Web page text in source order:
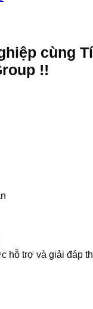
cùng
!!
hỗ trợ và giải đáp